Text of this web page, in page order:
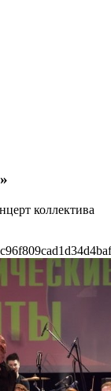
коллектива